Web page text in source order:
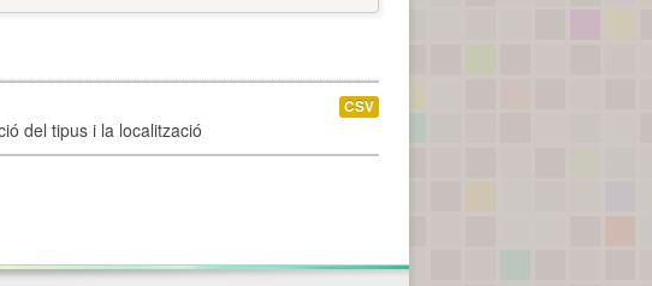
del tipus i la localització
CSV